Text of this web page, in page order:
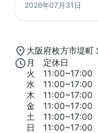
た、夏にぴった
野菜の塩麹漬け
使用） / ズッキ
麹焼き（玉ねぎ
茄子の胡麻味噌
麹を使用） / トマトのマリネ
/ 豆腐の醤油麹の
味噌汁 / 玄米入
作りの佃煮のせ
2026年07月31日
大阪府枚方市堤町
月 定休日
火 11:00~17:00
水 11:00~17:00
木 11:00~17:00
金 11:00~17:00
土 11:00~17:00
日 11:00~17:00